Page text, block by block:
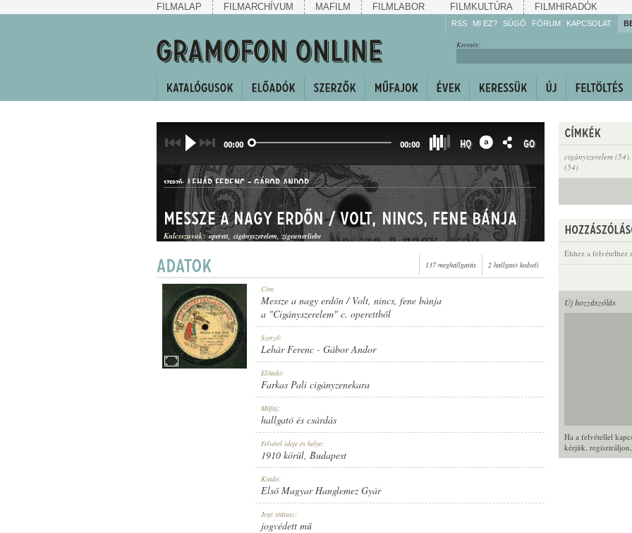
FILMALAP FILMARCHÍVUM MAFILM FILMLABOR FILMKULTÚRA FILMHIRADÓK
RSS MI EZ? SÚGÓ
Gyarapítsa!
FÓRUM KAPCSOLAT
Keresés:
cigányszerelem (54),
(54)
Ehhez a felvételhez
Új hozzászólás
Ha a felvétellel
kérjük, regisztráljon
00:00 00:00 HQ GO
SZERZŐ: LEHÁR FERENC-GÁBOR ANDOR
HALLGATÓ ÉS CSÁRDÁS
1910 KÖRÜL
ELSŐ MAGYAR HANGLEMEZ GYÁR
Messze a nagy erdőn / Volt, nincs, fene bánja
Kulcsszavak: operett cigányszerelem zigeunerliebe
137 meghallgatás 2 hallgató kedveli
Cím:
Messze a nagy erdőn / Volt, nincs, fene bánja
a "Cigányszerelem" c. operettből
Szerző:
Lehár Ferenc - Gábor Andor
Előadó:
Farkas Pali cigányzenekara
Műfaj:
hallgató és csárdás
Felvétel ideje és helye:
1910 körül, Budapest
Kiadó:
Első Magyar Hanglemez Gyár
Jogi státusz:
jogvédett mű